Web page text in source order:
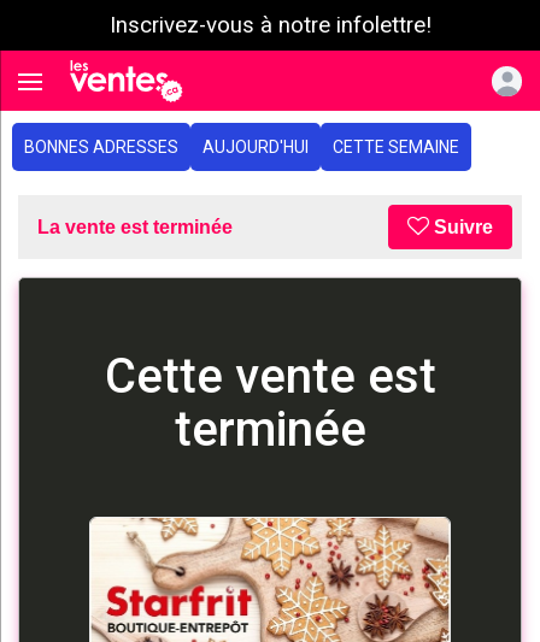
Inscrivez-vous à notre infolettre!
Toggle navigation
BONNES ADRESSES AUJOURD'HUI CETTE SEMAINE
La vente est terminée Suivre
Cette vente est
terminée